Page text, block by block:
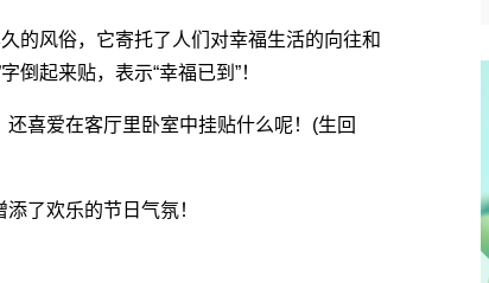
风俗，它寄托了人们对幸福生活的向往和
倒起来贴，表示“幸福已到”！
喜爱在客厅里卧室中挂贴什么呢！(生回
了欢乐的节日气氛！